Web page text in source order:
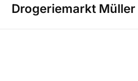
Drogeriemarkt